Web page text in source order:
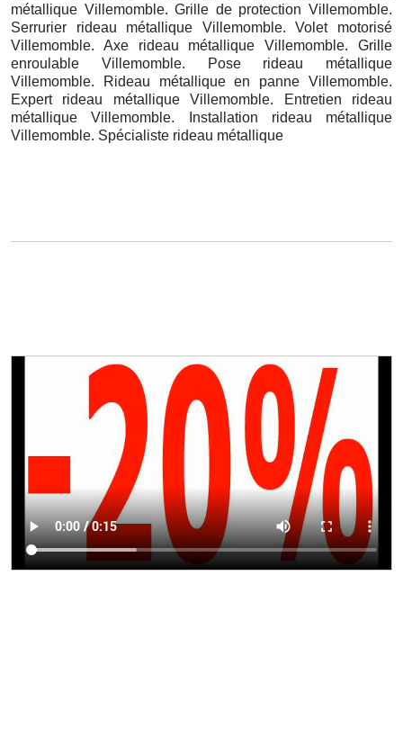
métallique Villemomble. Grille de protection Villemomble.
Serrurier rideau métallique Villemomble. Volet motorisé
Villemomble. Axe rideau métallique Villemomble. Grille
enroulable Villemomble. Pose rideau métallique
Villemomble. Rideau métallique en panne Villemomble.
Expert rideau métallique Villemomble. Entretien rideau
métallique Villemomble. Installation rideau métallique
Villemomble. Spécialiste rideau métallique